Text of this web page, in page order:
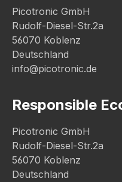
Picotronic GmbH
Rudolf-Diesel-Str.2a
56070 Koblenz
Deutschland
info@picotronic.de
Responsible
Picotronic GmbH
Rudolf-Diesel-Str.2a
56070 Koblenz
Deutschland